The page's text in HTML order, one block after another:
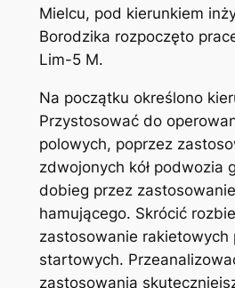
Mielcu, pod kierunkiem
Borodzika rozpoczęto
Lim-5 M.
Na początku określono
Przystosować do
polowych, poprzez
zdwojonych kół podwozia
dobieg przez
hamującego. Skrócić
zastosowanie rakietowych
startowych.
zastosowania